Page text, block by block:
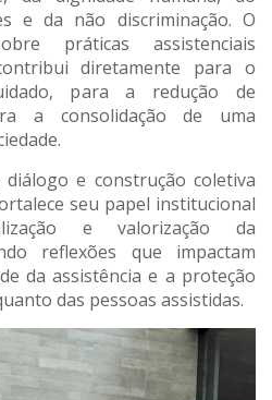
e da não discriminação. O
práticas assistenciais
diretamente para o
para a redução de
a consolidação de uma
e construção coletiva
seu papel institucional
e valorização da
reflexões que impactam
da assistência e a proteção
das pessoas assistidas.